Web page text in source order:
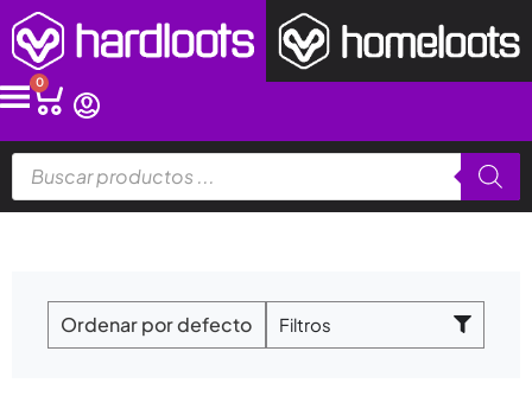
contenido
0
Cart
productos
Filtros